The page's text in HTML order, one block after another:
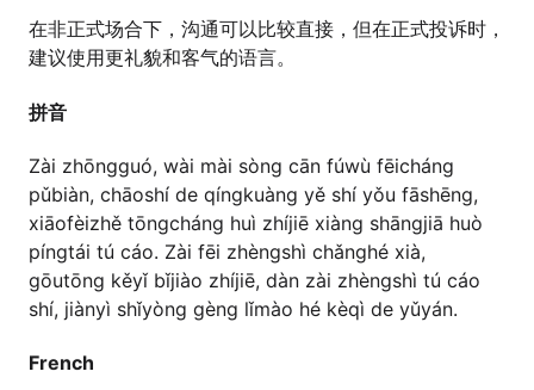
在非正式场合下，沟通可以比较直接，但在正式投诉时，
建议使用更礼貌和客气的语言。
拼音
Zài zhōngguó, wài mài sòng cān fúwù fēicháng
pǔbiàn, chāoshí de qíngkuàng yě shí yǒu fāshēng,
xiāofèizhě tōngcháng huì zhíjiē xiàng shāngjiā huò
píngtái tú cáo. Zài fēi zhèngshì chǎnghé xià,
gōutōng kěyǐ bǐjiào zhíjiē, dàn zài zhèngshì tú cáo
shí, jiànyì shǐyòng gèng lǐmào hé kèqì de yǔyán.
French